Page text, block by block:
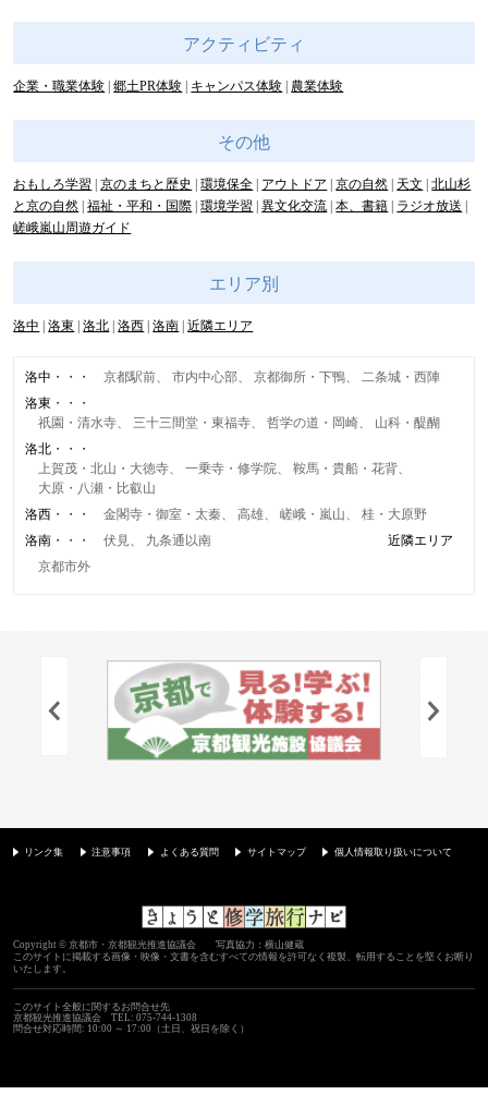
アクティビティ
企業・職業体験 郷土PR体験 キャンパス体験 農業体験
その他
おもしろ学習 京のまちと歴史 環境保全 アウトドア 京の自然 天文
北山杉
と京の自然 福祉・平和・国際 環境学習 異文化交流 本、書籍
ラジオ放送
嵯峨嵐山周遊ガイド
エリア別
洛中 洛東 洛北 洛西 洛南 近隣エリア
洛中 京都駅前 市内中心部 京都御所・下鴨
二条城・西陣
洛東
祇園・清水寺
三十三間堂・東福寺 哲学の道・岡崎
山科・醍醐
洛北
上賀茂・北山・大徳寺
一乗寺・修学院
鞍馬・貴船・花背
大原・八瀬・比叡山
洛西
金閣寺・御室・太秦 高雄 嵯峨・嵐山
桂・大原野
洛南
伏見 九条通以南
近隣エリア
京都市外
リンク集 注意事項 よくある質問 サイトマップ 個人情報取り扱いについて
Copyright © 京都市・京都観光推進協議会 写真協力：横山健蔵
このサイトに掲載する画像・映像・文書を含むすべての情報を許可なく複製、転用することを堅くお断り
いたします。
このサイト全般に関するお問合せ先
京都観光推進協議会
TEL: 075-744-1308
問合せ対応時間: 10:00 ～ 17:00（土日、祝日を除く）